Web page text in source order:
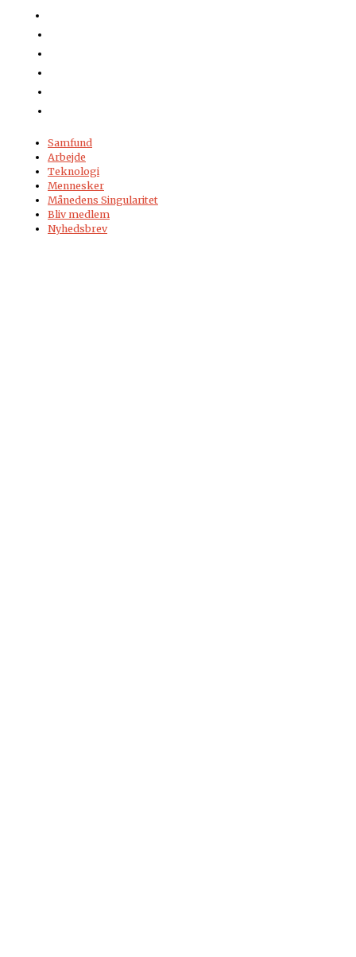
Samfund
Arbejde
Teknologi
Mennesker
Månedens Singularitet
Bliv medlem
Nyhedsbrev